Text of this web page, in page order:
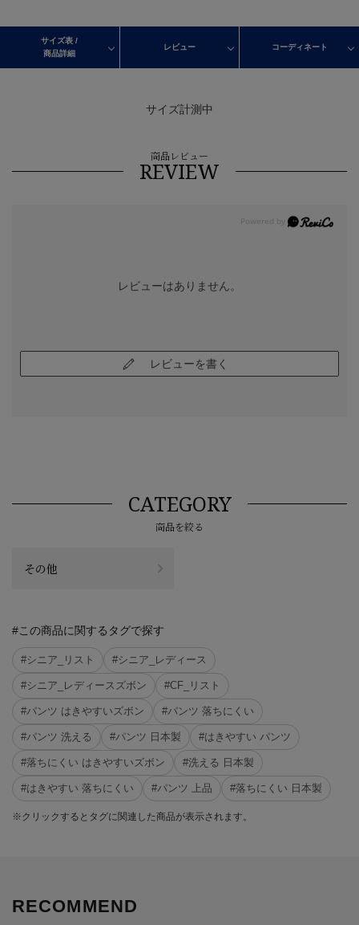
サイズ表 /
商品詳細
レビュー コーディネート
サイズ計測中
商品レビュー
REVIEW
レビューはありません。
レビューを書く
CATEGORY
商品を絞る
その他
#この商品に関するタグで探す
#シニア_リスト #シニア_レディース
#シニア_レディースズボン #CF_リスト
#パンツ はきやすいズボン #パンツ 落ちにくい
#パンツ 洗える #パンツ 日本製 #はきやすい パンツ
#落ちにくい はきやすいズボン #洗える 日本製
#はきやすい 落ちにくい #パンツ 上品 #落ちにくい 日本製
※クリックするとタグに関連した商品が表示されます。
RECOMMEND